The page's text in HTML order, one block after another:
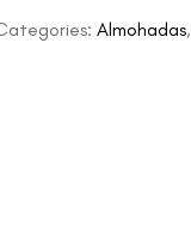
Almohadas,